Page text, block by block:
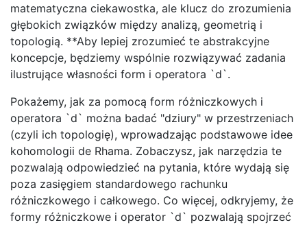
matematyczna ciekawostka, ale klucz do zrozumienia
głębokich związków między analizą, geometrią i
topologią. **Aby lepiej zrozumieć te abstrakcyjne
koncepcje, będziemy wspólnie rozwiązywać zadania
ilustrujące własności form i operatora `d`.
Pokażemy, jak za pomocą form różniczkowych i
operatora `d` można badać "dziury" w przestrzeniach
(czyli ich topologię), wprowadzając podstawowe idee
kohomologii de Rhama. Zobaczysz, jak narzędzia te
pozwalają odpowiedzieć na pytania, które wydają się
poza zasięgiem standardowego rachunku
różniczkowego i całkowego. Co więcej, odkryjemy, że
formy różniczkowe i operator `d` pozwalają spojrzeć